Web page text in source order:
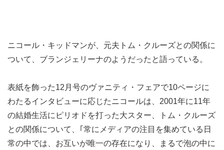
ニコール・キッドマンが、元夫トム・クルーズとの関係に
ついて、ブランジェリーナのようだったと語っている。
表紙を飾った12月号のヴァニティ・フェアで10ページに
わたるインタビューに応じたニコールは、2001年に11年
の結婚生活にピリオドを打った大スター、トム・クルーズ
との関係について、｢常にメディアの注目を集めている日
常の中では、お互いが唯一の存在になり、まるで泡の中に